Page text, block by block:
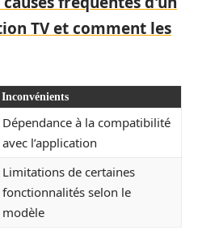
TV et comment les
Inconvénients
Dépendance à la compatibilité
avec l’application
Limitations de certaines
fonctionnalités selon le
modèle